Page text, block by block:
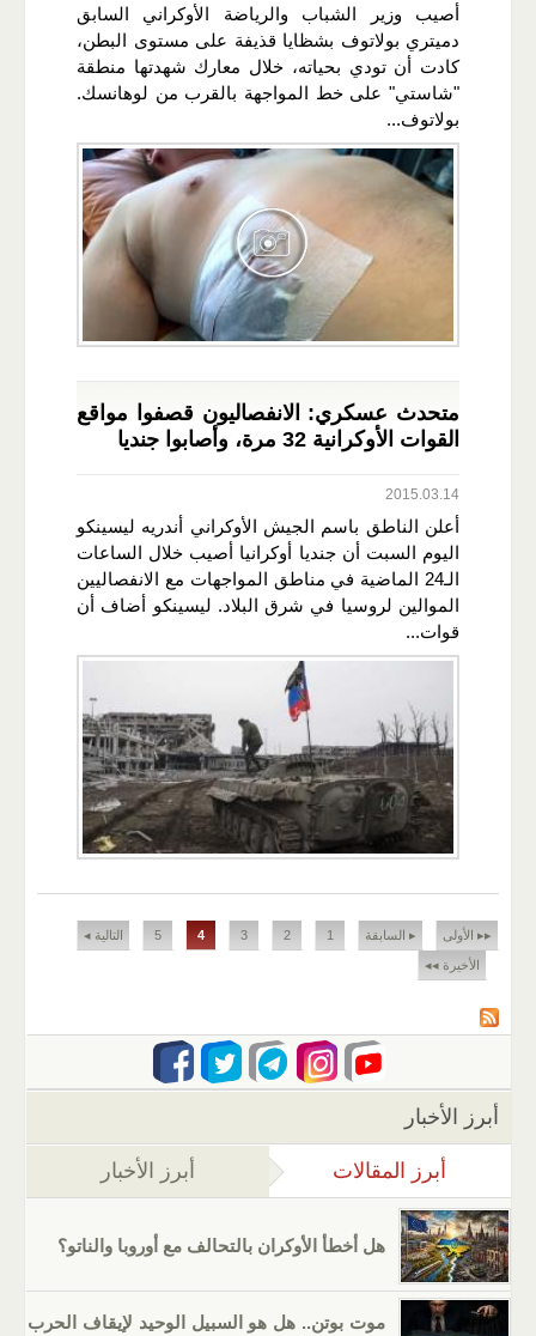
أصيب وزير الشباب والرياضة الأوكراني السابق
دميتري بولاتوف بشظايا قذيفة على مستوى البطن،
كادت أن تودي بحياته، خلال معارك شهدتها منطقة
"شاستي" على خط المواجهة بالقرب من لوهانسك.
بولاتوف...
متحدث عسكري: الانفصاليون قصفوا مواقع
القوات الأوكرانية 32 مرة، وأصابوا جنديا
2015.03.14
أعلن الناطق باسم الجيش الأوكراني أندريه ليسينكو
اليوم السبت أن جنديا أوكرانيا أصيب خلال الساعات
الـ24 الماضية في مناطق المواجهات مع الانفصاليين
الموالين لروسيا في شرق البلاد. ليسينكو أضاف أن
قوات...
الصفحات
▸▸ الأولى ▸ السابقة 1
2
3
4
5 التالية ◂
الأخيرة ◂◂
أبرز الأخبار
أبرز المقالات (علامة التبويب النشطة)
أبرز الأخبار
هل أخطأ الأوكران بالتحالف مع أوروبا والناتو؟
موت بوتن.. هل هو السبيل الوحيد لإيقاف الحرب